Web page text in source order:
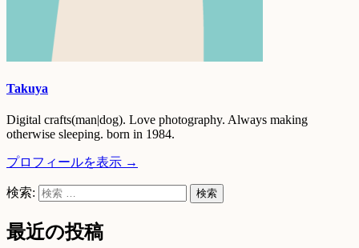
Takuya
Digital crafts(man|dog). Love photography. Always making
otherwise sleeping. born in 1984.
プロフィールを表示 →
検索:
最近の投稿